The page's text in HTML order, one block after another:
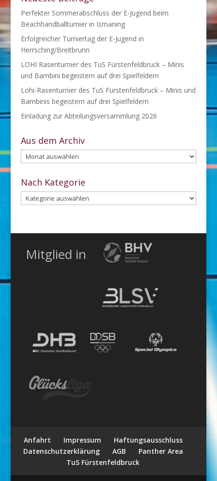
Perfekter Sommerabschluss der E-Jugend beim
Beachhandballturnier in Ismaning
Erfolgreicher Turniertag der E-Jugend in
Herrsching/Breitbrunn
LOHI Rasenturnier des TuS Fürstenfeldbruck – Minis
und Bambini begeistern auf drei Spielfeldern
Lohi-Rasenturnier des TuS Fürstenfeldbruck – Minis und
Bambinis begeistern auf drei Spielfeldern
Einladung zur Abteilungsversammlung 2026
Aus dem Archiv
Aus
dem
Archiv
Nach Kategorie
Nach
Kategorie
Mitglied in
Anfahrt Impressum
Haftungsausschluss
Datenschutzerklärung
AGB
Panther Area
TuS Fürstenfeldbruck